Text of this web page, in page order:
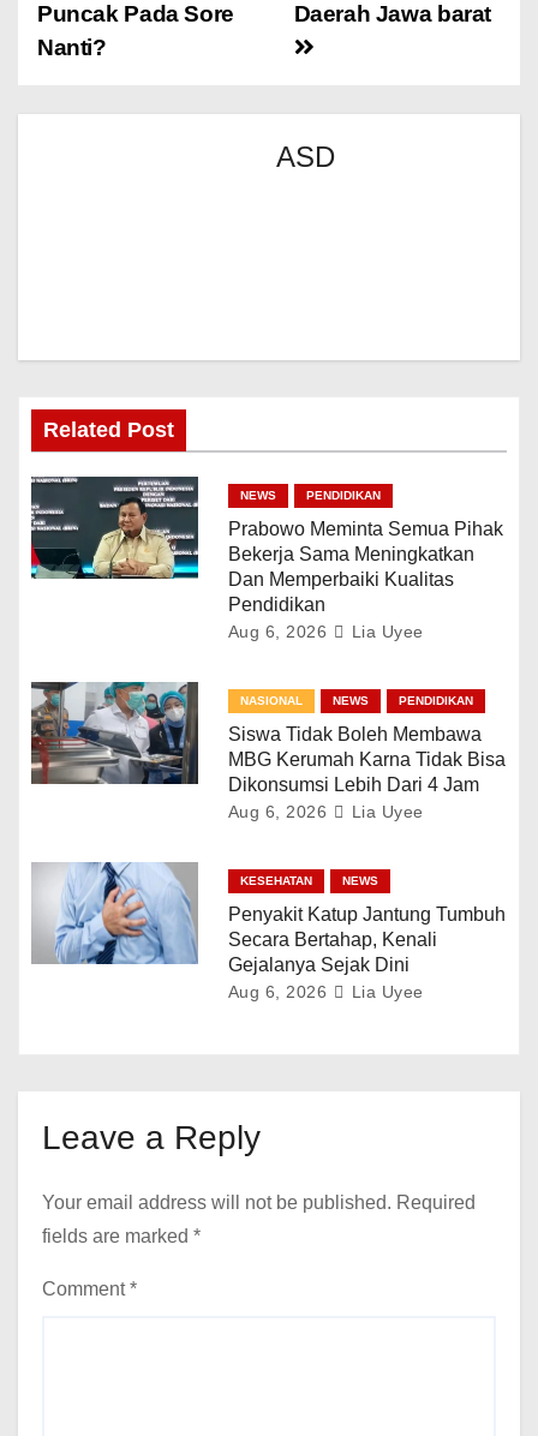
Daerah Jawa barat
Puncak Pada Sore
Nanti?
ASD
Related Post
NEWS PENDIDIKAN
Prabowo Meminta Semua Pihak
Bekerja Sama Meningkatkan
Dan Memperbaiki Kualitas
Pendidikan
Aug 6, 2026 Lia Uyee
NASIONAL NEWS PENDIDIKAN
Siswa Tidak Boleh Membawa
MBG Kerumah Karna Tidak Bisa
Dikonsumsi Lebih Dari 4 Jam
Aug 6, 2026 Lia Uyee
KESEHATAN NEWS
Penyakit Katup Jantung Tumbuh
Secara Bertahap, Kenali
Gejalanya Sejak Dini
Aug 6, 2026 Lia Uyee
Leave a Reply
Your email address will not be published. Required
fields are marked *
Comment*